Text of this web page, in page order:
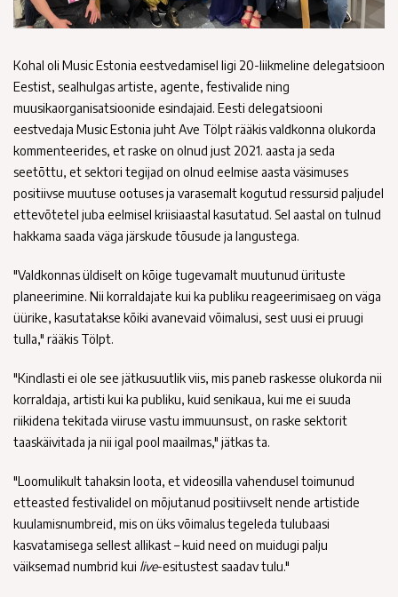
Kohal oli Music Estonia eestvedamisel ligi 20-liikmeline delegatsioon
Eestist, sealhulgas artiste, agente, festivalide ning
muusikaorganisatsioonide esindajaid. Eesti delegatsiooni
eestvedaja Music Estonia juht Ave Tölpt rääkis valdkonna olukorda
kommenteerides, et raske on olnud just 2021. aasta ja seda
seetõttu, et sektori tegijad on olnud eelmise aasta väsimuses
positiivse muutuse ootuses ja varasemalt kogutud ressursid paljudel
ettevõtetel juba eelmisel kriisiaastal kasutatud. Sel aastal on tulnud
hakkama saada väga järskude tõusude ja langustega.
"Valdkonnas üldiselt on kõige tugevamalt muutunud ürituste
planeerimine. Nii korraldajate kui ka publiku reageerimisaeg on väga
üürike, kasutatakse kõiki avanevaid võimalusi, sest uusi ei pruugi
tulla," rääkis Tölpt.
"Kindlasti ei ole see jätkusuutlik viis, mis paneb raskesse olukorda nii
korraldaja, artisti kui ka publiku, kuid senikaua, kui me ei suuda
riikidena tekitada viiruse vastu immuunsust, on raske sektorit
taaskäivitada ja nii igal pool maailmas," jätkas ta.
"Loomulikult tahaksin loota, et videosilla vahendusel toimunud
etteasted festivalidel on mõjutanud positiivselt nende artistide
kuulamisnumbreid, mis on üks võimalus tegeleda tulubaasi
kasvatamisega sellest allikast – kuid need on muidugi palju
väiksemad numbrid kui live-esitustest saadav tulu."